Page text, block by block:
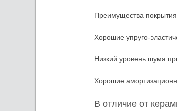
Преимущества
Хорошие упруго-
Низкий уровень шума
Хорошие
В отличие от